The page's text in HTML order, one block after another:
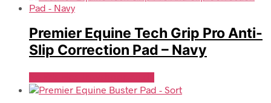
Premier Equine Tech Grip Pro Anti-
Slip Correction Pad – Navy